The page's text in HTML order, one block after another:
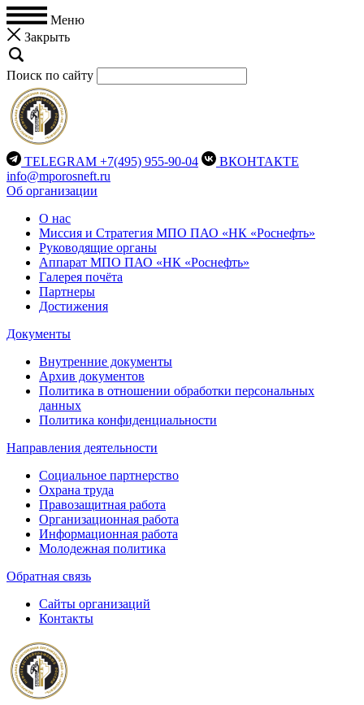
Меню
Закрыть
Поиск по сайту
TELEGRAM +7(495) 955-90-04
ВКОНТАКТЕ
info@mporosneft.ru
Об организации
О нас
Миссия и Стратегия МПО ПАО «НК «Роснефть»
Руководящие органы
Аппарат МПО ПАО «НК «Роснефть»
Галерея почёта
Партнеры
Достижения
Документы
Внутренние документы
Архив документов
Политика в отношении обработки персональных
данных
Политика конфиденциальности
Направления деятельности
Социальное партнерство
Охрана труда
Правозащитная работа
Организационная работа
Информационная работа
Молодежная политика
Обратная связь
Сайты организаций
Контакты